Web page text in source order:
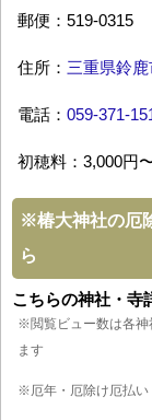
郵便：519-0315
住所： 三重県鈴
電話： 059-371-
初穂料：3,000円
※椿大神社の厄
ら
こちらの神社・寺
※閲覧ビュー数は各神
ます
※厄年・厄除け厄払い